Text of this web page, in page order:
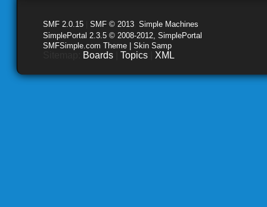
SMF 2.0.15 SMF © 2013 Simple Machines
SimplePortal 2.3.5 © 2008-2012, SimplePortal
SMFSimple.com Theme | Skin Samp
Boards Topics XML